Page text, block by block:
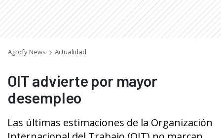
Agrofy News Actualidad
OIT advierte por mayor
desempleo
Las últimas estimaciones de la Organización